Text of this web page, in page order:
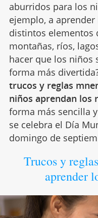
aburridos para los
ejemplo, a
distintos elementos
montañas, ríos,
hacer que los niños
forma más
trucos y reglas
niños aprendan los
forma más sencilla
se celebra el Día
domingo de
Trucos y
aprender